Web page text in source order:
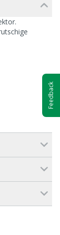
Feedback